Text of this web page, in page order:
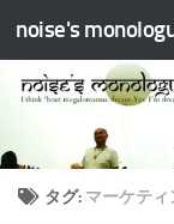
コンテンツへス
noise's
タグ: マーケティ